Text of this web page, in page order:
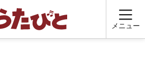
メニュー